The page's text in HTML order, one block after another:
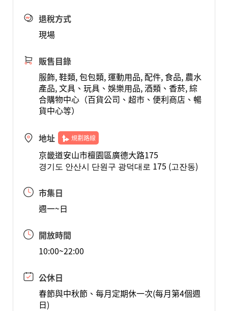
退稅方式
現場
販售目錄
服飾, 鞋類, 包包類, 運動用品, 配件, 食品, 農水
產品, 文具、玩具、娛樂用品, 酒類、香菸, 綜
合購物中心（百貨公司、超市、便利商店、暢
貨中心等）
地址 規劃路線
京畿道安山市檀園區廣德大路175
경기도 안산시 단원구 광덕대로 175 (고잔동)
市集日
週一~日
開放時間
10:00~22:00
公休日
春節與中秋節、每月定期休一次(每月第4個週
日)